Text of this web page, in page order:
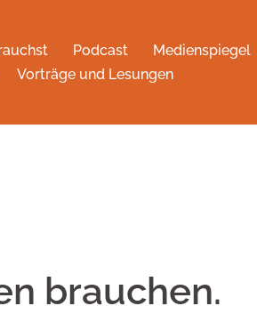
Podcast
Medienspiegel
Vorträge und Lesungen
brauchen.